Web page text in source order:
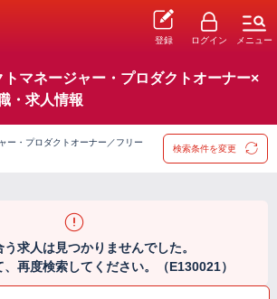
登録 ログイン メニュー
トマネージャー・プロダクトオーナー×
・求人情報
ー・プロダクトオーナー／フリー
検索条件を変更
求人は見つかりませんでした。
再度検索してください。（E130021）